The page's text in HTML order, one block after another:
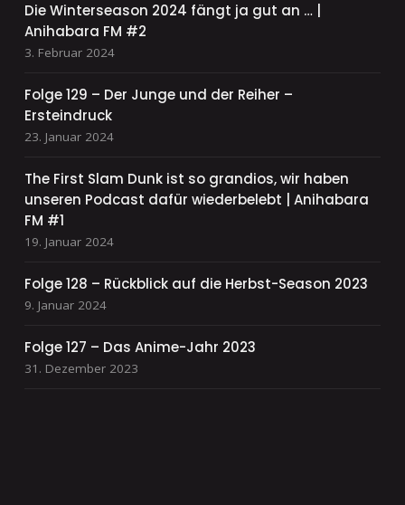
Die Winterseason 2024 fängt ja gut an … |
Anihabara FM #2
3. Februar 2024
Folge 129 – Der Junge und der Reiher –
Ersteindruck
23. Januar 2024
The First Slam Dunk ist so grandios, wir haben
unseren Podcast dafür wiederbelebt | Anihabara
FM #1
19. Januar 2024
Folge 128 – Rückblick auf die Herbst-Season 2023
9. Januar 2024
Folge 127 – Das Anime-Jahr 2023
31. Dezember 2023